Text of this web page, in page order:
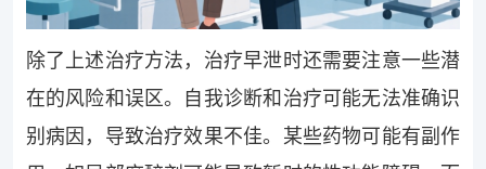
除了上述治疗方法，治疗早泄时还需要注意一些潜
在的风险和误区。自我诊断和治疗可能无法准确识
别病因，导致治疗效果不佳。某些药物可能有副作